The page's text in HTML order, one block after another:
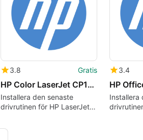
3.8 Gratis
HP Color LaserJet CP1210 Printer series drivers
Installera den senaste
drivrutinen för HP LaserJet
3.4
Installera